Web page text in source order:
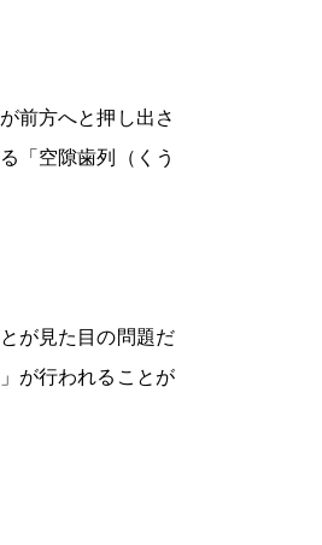
前方へと押し出さ
「空隙歯列（くう
が見た目の問題だ
が行われることが